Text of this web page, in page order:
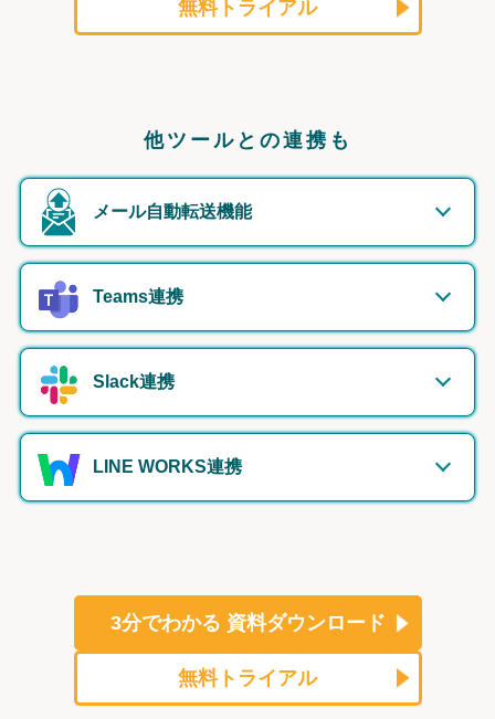
無料トライアル
他ツールとの連携も
メール自動転送機能
Teams連携
Slack連携
LINE WORKS連携
3分でわかる 資料ダウンロード
無料トライアル